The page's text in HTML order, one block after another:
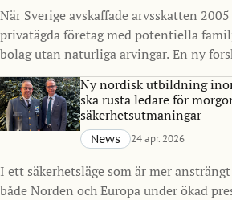
När Sverige avskaffade arvsskatten
privatägda företag med potentiella
bolag utan naturliga arvingar. En ny
Handelshögskolan i Stockholm visar
och skatteintäkter.Ny nordisk utbildning
ska rusta ledare för
säkerhetsutmaningar
News 24 apr. 2026
I ett säkerhetsläge som är mer
både Norden och Europa under ökad